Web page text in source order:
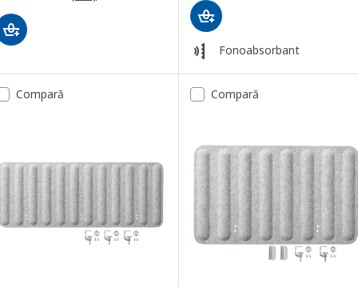
Fonoabsorbant
Compară Compară